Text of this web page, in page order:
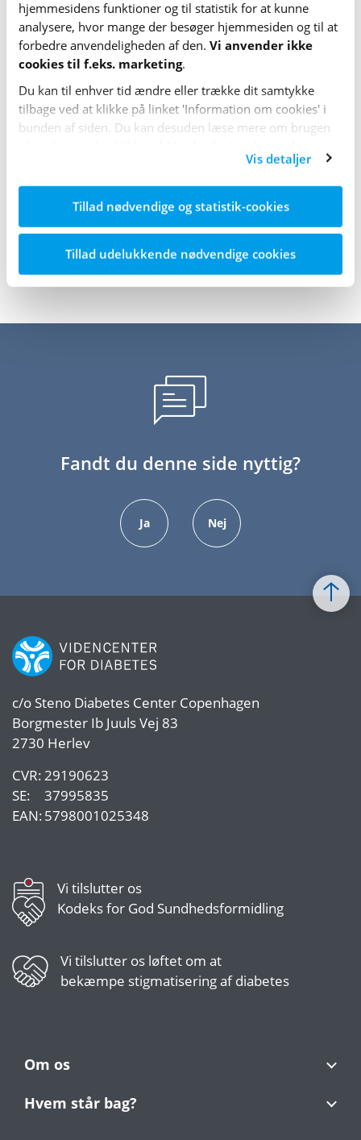
hjemme­sidens funktioner og til statistik for at kunne
analysere, hvor mange der besøger hjemme­siden og til at
forbedre anvende­lig­heden af den. Vi anvender ikke
cookies til f.eks. marketing.
Du kan til enhver tid ændre eller trække dit samtykke
tilbage ved at klikke på linket 'Information om cookies' i
bunden af siden. Du kan desuden læse mere om brugen
Vis detaljer
Tillad nødvendige og statistik-cookies
Tillad udelukkende nødvendige cookies
Markér, hvis du er fagperson og beskæftiger dig
med diabetes.
Fandt du denne side nyttig?
Ja Nej
c/o Steno Diabetes Center Copenhagen
Borgmester Ib Juuls Vej 83
2730 Herlev
CVR:29190623
SE:
37995835
EAN:5798001025348
Vi tilslutter os
Kodeks for God Sundhedsformidling
Vi tilslutter os løftet om at
bekæmpe stigmatisering af diabetes
Om os
Hvem står bag?